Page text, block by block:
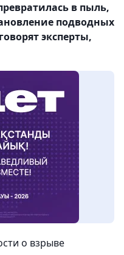
в пыль,
подводных
эксперты,
о взрыве